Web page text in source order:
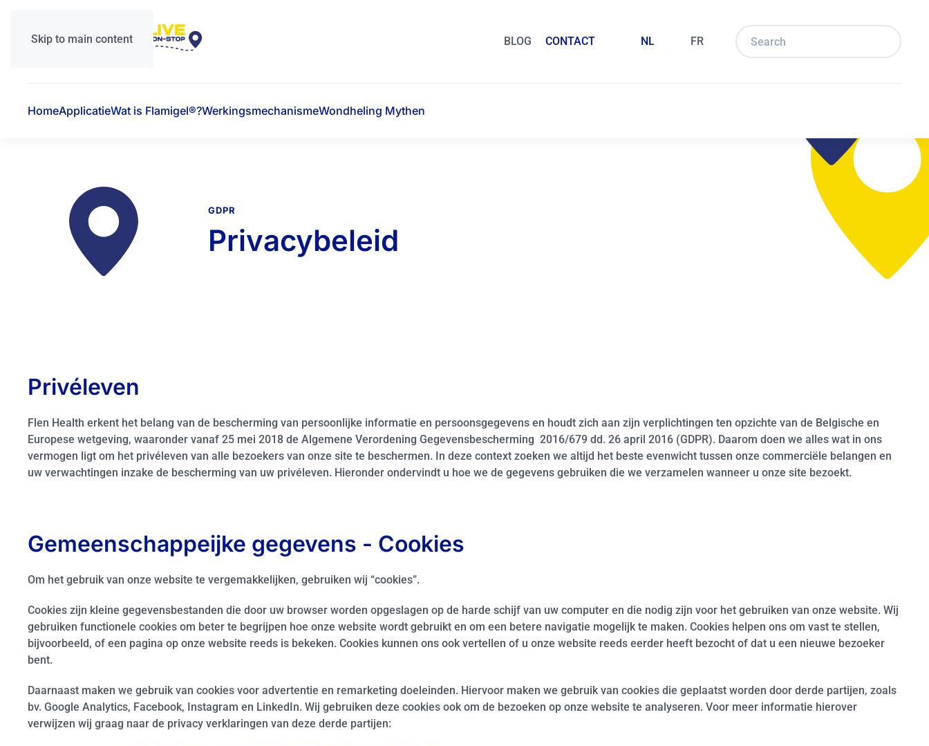
Skip to main content BLOG CONTACT NL FR
HomeApplicatieWat is Flamigel®?WerkingsmechanismeWondheling Mythen
GDPR
Privacybeleid
Privéleven
Flen Health erkent het belang van de bescherming van persoonlijke informatie en persoonsgegevens en houdt zich aan zijn verplichtingen ten opzichte van de Belgische en
Europese wetgeving, waaronder vanaf 25 mei 2018 de Algemene Verordening Gegevensbescherming 2016/679 dd. 26 april 2016 (GDPR). Daarom doen we alles wat in ons
vermogen ligt om het privéleven van alle bezoekers van onze site te beschermen. In deze context zoeken we altijd het beste evenwicht tussen onze commerciële belangen en
uw verwachtingen inzake de bescherming van uw privéleven. Hieronder ondervindt u hoe we de gegevens gebruiken die we verzamelen wanneer u onze site bezoekt.
Gemeenschappeijke gegevens - Cookies
Om het gebruik van onze website te vergemakkelijken, gebruiken wij “cookies”.
Cookies zijn kleine gegevensbestanden die door uw browser worden opgeslagen op de harde schijf van uw computer en die nodig zijn voor het gebruiken van onze website. Wij
gebruiken functionele cookies om beter te begrijpen hoe onze website wordt gebruikt en om een betere navigatie mogelijk te maken. Cookies helpen ons om vast te stellen,
bijvoorbeeld, of een pagina op onze website reeds is bekeken. Cookies kunnen ons ook vertellen of u onze website reeds eerder heeft bezocht of dat u een nieuwe bezoeker
bent.
Daarnaast maken we gebruik van cookies voor advertentie en remarketing doeleinden. Hiervoor maken we gebruik van cookies die geplaatst worden door derde partijen, zoals
bv. Google Analytics, Facebook, Instagram en LinkedIn. Wij gebruiken deze cookies ook om de bezoeken op onze website te analyseren. Voor meer informatie hierover
verwijzen wij graag naar de privacy verklaringen van deze derde partijen: